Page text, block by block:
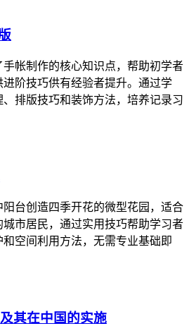
帐制作的核心知识点，帮助初学者
阶技巧供有经验者提升。通过学
排版技巧和装饰方法，培养记录习
台创造四季开花的微型花园，适合
城市居民，通过实用技巧帮助学习者
空间利用方法，无需专业基础即
其在中国的实施